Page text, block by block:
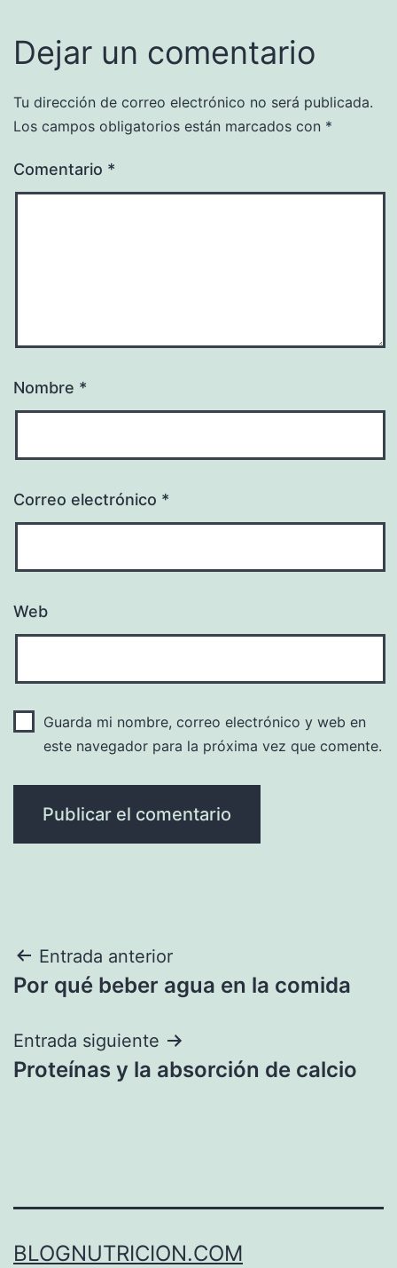
Dejar un comentario
Tu dirección de correo electrónico no será publicada.
Los campos obligatorios están marcados con *
Comentario *
Nombre *
Correo electrónico *
Web
Guarda mi nombre, correo electrónico y web en
este navegador para la próxima vez que comente.
Navegación
de
entradas
Entrada anterior
Por qué beber agua en la comida
Entrada siguiente
Proteínas y la absorción de calcio
BLOGNUTRICION.COM